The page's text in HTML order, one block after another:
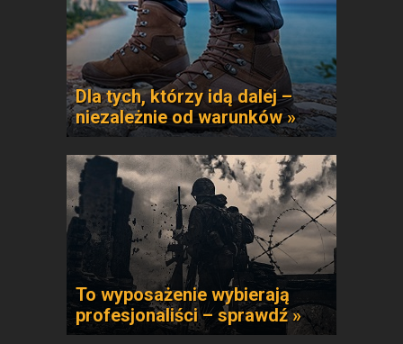
Dla tych, którzy idą dalej –
niezależnie od warunków »
To wyposażenie wybierają
profesjonaliści – sprawdź »